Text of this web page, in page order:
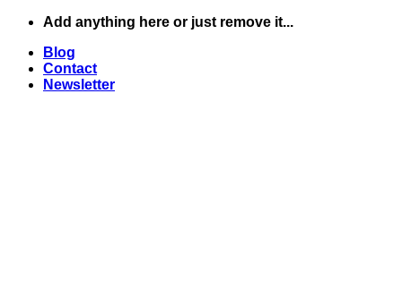
Skip
content
Add anything here or just remove it...
Blog
Contact
Newsletter